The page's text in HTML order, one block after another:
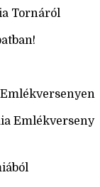
Tornáról
Emlékverseny